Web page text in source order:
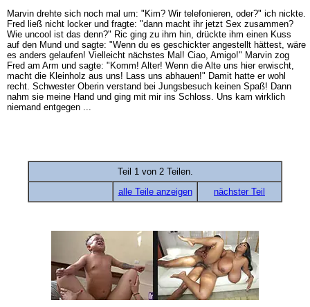
Marvin drehte sich noch mal um: "Kim? Wir telefonieren, oder?" ich nickte.
Fred ließ nicht locker und fragte: "dann macht ihr jetzt Sex zusammen?
Wie uncool ist das denn?" Ric ging zu ihm hin, drückte ihm einen Kuss
auf den Mund und sagte: "Wenn du es geschickter angestellt hättest, wäre
es anders gelaufen! Vielleicht nächstes Mal! Ciao, Amigo!" Marvin zog
Fred am Arm und sagte: "Komm! Alter! Wenn die Alte uns hier erwischt,
macht die Kleinholz aus uns! Lass uns abhauen!" Damit hatte er wohl
recht. Schwester Oberin verstand bei Jungsbesuch keinen Spaß! Dann
nahm sie meine Hand und ging mit mir ins Schloss. Uns kam wirklich
niemand entgegen ...
Teil 1 von 2 Teilen.
alle Teile anzeigen
nächster Teil